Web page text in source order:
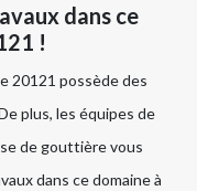
dans ce
!
20121 possède des
plus, les équipes de
de gouttière vous
dans ce domaine à